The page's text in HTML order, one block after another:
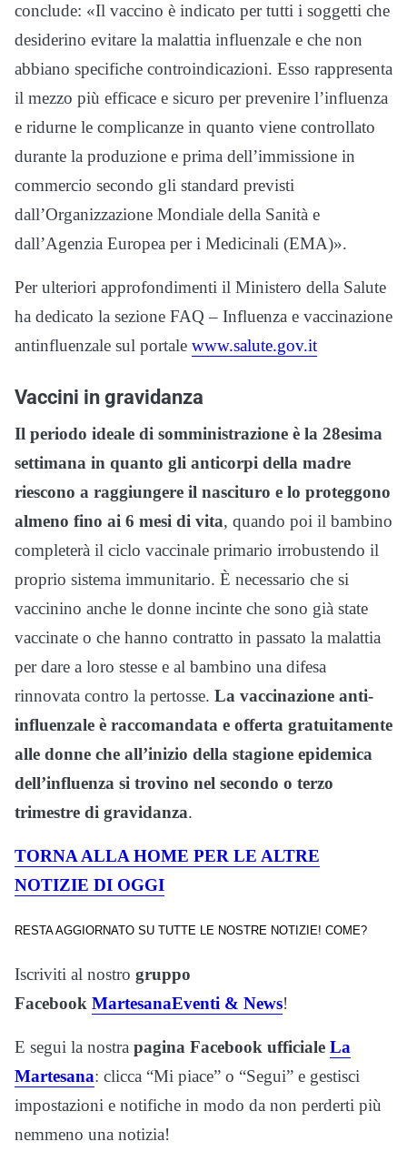
conclude: «Il vaccino è indicato per tutti i soggetti che
desiderino evitare la malattia influenzale e che non
abbiano specifiche controindicazioni. Esso rappresenta
il mezzo più efficace e sicuro per prevenire l’influenza
e ridurne le complicanze in quanto viene controllato
durante la produzione e prima dell’immissione in
commercio secondo gli standard previsti
dall’Organizzazione Mondiale della Sanità e
dall’Agenzia Europea per i Medicinali (EMA)».
Per ulteriori approfondimenti il Ministero della Salute
ha dedicato la sezione FAQ – Influenza e vaccinazione
antinfluenzale sul portale www.salute.gov.it
Vaccini in gravidanza
Il periodo ideale di somministrazione è la 28esima
settimana in quanto gli anticorpi della madre
riescono a raggiungere il nascituro e lo proteggono
almeno fino ai 6 mesi di vita, quando poi il bambino
completerà il ciclo vaccinale primario irrobustendo il
proprio sistema immunitario. È necessario che si
vaccinino anche le donne incinte che sono già state
vaccinate o che hanno contratto in passato la malattia
per dare a loro stesse e al bambino una difesa
rinnovata contro la pertosse. La vaccinazione anti-
influenzale è raccomandata e offerta gratuitamente
alle donne che all’inizio della stagione epidemica
dell’influenza si trovino nel secondo o terzo
trimestre di gravidanza.
TORNA ALLA HOME PER LE ALTRE
NOTIZIE DI OGGI
RESTA AGGIORNATO SU TUTTE LE NOSTRE NOTIZIE! COME?
Iscriviti al nostro gruppo
Facebook MartesanaEventi & News!
E segui la nostra pagina Facebook ufficiale La
Martesana: clicca “Mi piace” o “Segui” e gestisci
impostazioni e notifiche in modo da non perderti più
nemmeno una notizia!